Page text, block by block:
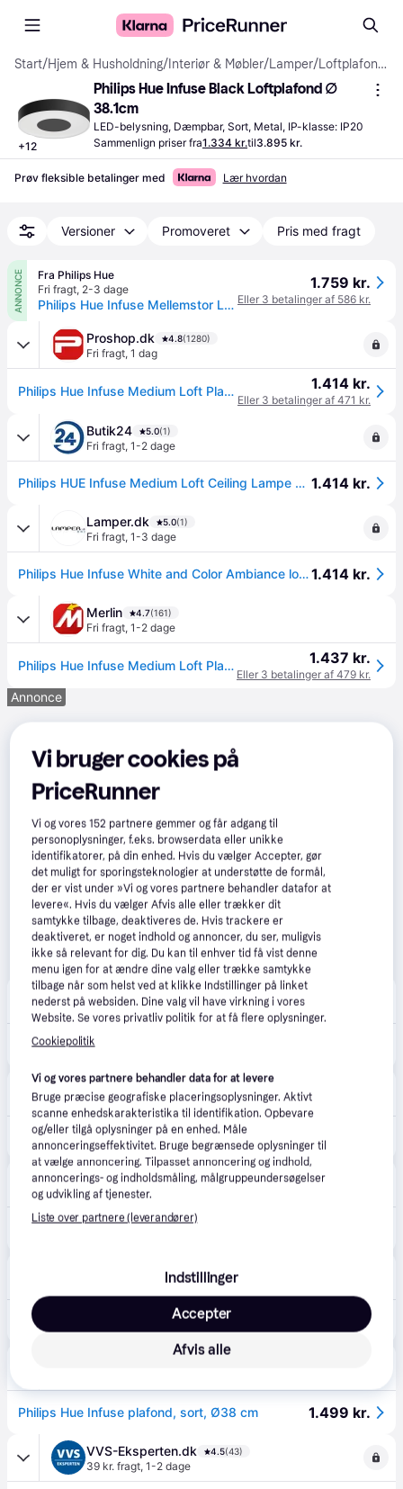
Start/Hjem & Husholdning/ Interiør & Møbler/Lamper/ Loftplafonder
+12
Philips Hue Infuse Black Loftplafond ∅
38.1cm
LED-belysning, Dæmpbar, Sort, Metal, IP-klasse: IP20
Sammenlign priser fra1.334 kr.til3.895 kr.
Prøv fleksible betalinger med Lær hvordan
Versioner Promoveret Pris med fragt
ANNONCE
Fra Philips Hue
Fri fragt, 2-3 dage
Philips Hue Infuse Mellemstor Loftslampe - White & Color Ambiance
1.759 kr.
Eller 3 betalinger af 586 kr.
Proshop.dk 4.8(1280)
Fri fragt, 1 dag
Philips Hue Infuse Medium Loft Plafond Lampe - Sort 1.414 kr.
Eller 3 betalinger af 471 kr.
Butik24 5.0(1)
Fri fragt, 1-2 dage
Philips HUE Infuse Medium Loft Ceiling Lampe 38cm - Sort 1.414 kr.
Lamper.dk 5.0(1)
Fri fragt, 1-3 dage
Philips Hue Infuse White and Color Ambiance loftlampe medium, sort1.414 kr.
Merlin 4.7(161)
Fri fragt, 1-2 dage
Philips Hue Infuse Medium Loft Plafond Lampe - Sort 1.437 kr.
Eller 3 betalinger af 479 kr.
Annonce
happii.dk 4.7 (127)
33 kr. fragt ,1-2 dage
LavprisEL 4.5(136)
39 kr. fragt,1-2 dage
Philips Hue Infuse plafond, sort, Ø38 cm 1.404 kr.
CS MEGASTORE 4.5(1861)
Fri fragt,4-5 dage
Lampeguru.dk 4.7(39)
1-2 dage
Philips Hue Infuse plafond, sort, Ø38 cm 1.499 kr.
Philips Hue Infuse plafond, sort, Ø38 cm 1.499 kr.
VVS-Eksperten.dk 4.5(43)
39 kr. fragt, 1-2 dage
Vi bruger cookies på
PriceRunner
Vi og vores152 partnere gemmer og får adgang til
personoplysninger, f.eks. browserdata eller unikke
identifikatorer, på din enhed. Hvis du vælger Accepter, gør
det muligt for sporingsteknologier at understøtte de formål,
der er vist under »Vi og vores partnere behandler datafor at
levere«. Hvis du vælger Afvis alle eller trækker dit
samtykke tilbage, deaktiveres de. Hvis trackere er
deaktiveret, er noget indhold og annoncer, du ser, muligvis
ikke så relevant for dig. Du kan til enhver tid få vist denne
menu igen for at ændre dine valg eller trække samtykke
tilbage når som helst ved at klikke Indstillinger på linket
nederst på websiden. Dine valg vil have virkning i vores
Website. Se vores privatliv politik for at få flere oplysninger.
Cookiepolitik
Vi og vores partnere behandler data for at levere
Bruge præcise geografiske placeringsoplysninger. Aktivt
scanne enhedskarakteristika til identifikation. Opbevare
og/eller tilgå oplysninger på en enhed. Måle
annonceringseffektivitet. Bruge begrænsede oplysninger til
at vælge annoncering. Tilpasset annoncering og indhold,
annoncerings- og indholdsmåling, målgruppeundersøgelser
og udvikling af tjenester.
Liste over partnere (leverandører)
Indstillinger
Afvis alle
Accepter